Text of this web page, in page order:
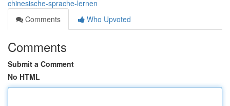
chinesische-sprache-lernen
Comments
Who Upvoted
Comments
Submit a Comment
No HTML